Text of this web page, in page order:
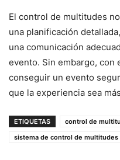
El control de multitudes
una planificación
una comunicación
evento. Sin embargo, con
conseguir un evento
que la experiencia sea
ETIQUETAS control de
sistema de control de multitudes